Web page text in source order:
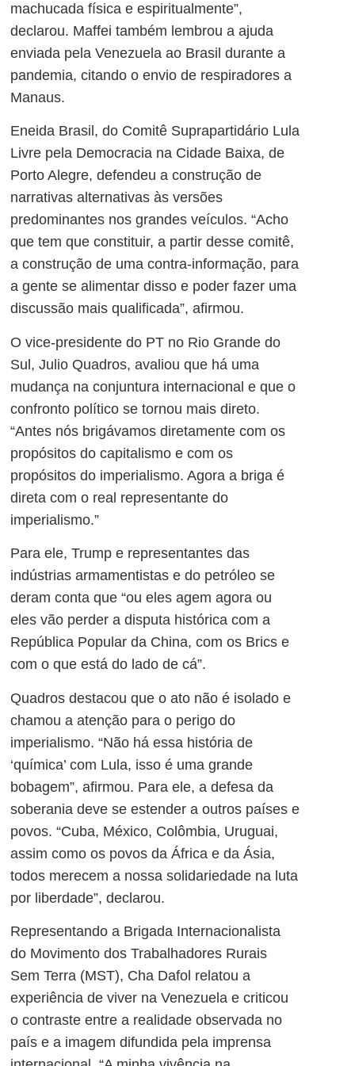
machucada física e espiritualmente”,
declarou. Maffei também lembrou a ajuda
enviada pela Venezuela ao Brasil durante a
pandemia, citando o envio de respiradores a
Manaus.
Eneida Brasil, do Comitê Suprapartidário Lula
Livre pela Democracia na Cidade Baixa, de
Porto Alegre, defendeu a construção de
narrativas alternativas às versões
predominantes nos grandes veículos. “Acho
que tem que constituir, a partir desse comitê,
a construção de uma contra-informação, para
a gente se alimentar disso e poder fazer uma
discussão mais qualificada”, afirmou.
O vice-presidente do PT no Rio Grande do
Sul, Julio Quadros, avaliou que há uma
mudança na conjuntura internacional e que o
confronto político se tornou mais direto.
“Antes nós brigávamos diretamente com os
propósitos do capitalismo e com os
propósitos do imperialismo. Agora a briga é
direta com o real representante do
imperialismo.”
Para ele, Trump e representantes das
indústrias armamentistas e do petróleo se
deram conta que “ou eles agem agora ou
eles vão perder a disputa histórica com a
República Popular da China, com os Brics e
com o que está do lado de cá”.
Quadros destacou que o ato não é isolado e
chamou a atenção para o perigo do
imperialismo. “Não há essa história de
‘química’ com Lula, isso é uma grande
bobagem”, afirmou. Para ele, a defesa da
soberania deve se estender a outros países e
povos. “Cuba, México, Colômbia, Uruguai,
assim como os povos da África e da Ásia,
todos merecem a nossa solidariedade na luta
por liberdade”, declarou.
Representando a Brigada Internacionalista
do Movimento dos Trabalhadores Rurais
Sem Terra (MST), Cha Dafol relatou a
experiência de viver na Venezuela e criticou
o contraste entre a realidade observada no
país e a imagem difundida pela imprensa